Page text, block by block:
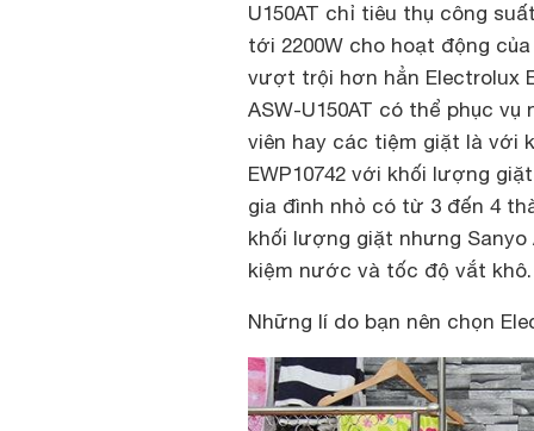
U150AT chỉ tiêu thụ công
tới 2200W cho hoạt động
vượt trội hơn hẳn Electrolux
ASW-U150AT có thể phục
viên hay các tiệm giặt là với
EWP10742 với khối lượng
gia đình nhỏ có từ 3 đến 4
khối lượng giặt nhưng Sanyo
kiệm nước và tốc độ vắt khô.
Những lí do bạn nên chọn